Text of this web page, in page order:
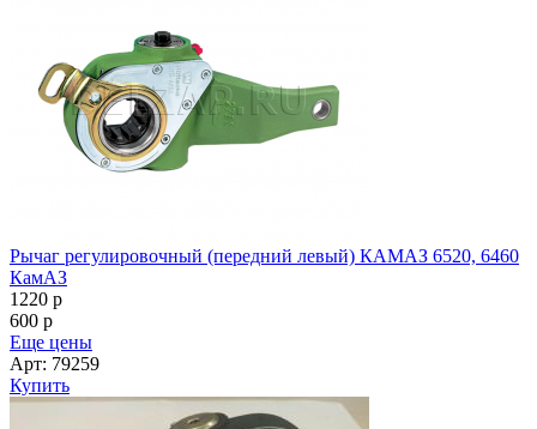
Рычаг регулировочный (передний левый) КАМАЗ 6520, 6460
КамАЗ
1220 p
600 p
Еще цены
Арт: 79259
Купить